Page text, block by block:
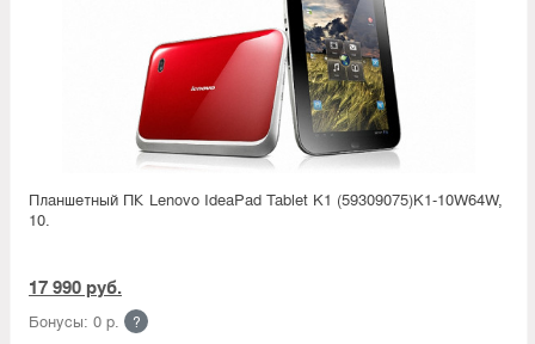
Планшетный ПК Lenovo IdeaPad Tablet K1 (59309075)K1-10W64W,
10.
17 990 руб.
Бонусы: 0 р. ?